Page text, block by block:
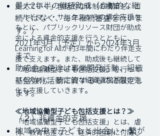
支えていく」包括的な体制の構築を、ゴ
ールドマン・サックスからの資金支援を
もとに、パブリックリソース財団が助成
金による資金的支援を行うとともに、
Learning for Allが約3年間にわたり伴走支
援で支えます。また、助成後も継続して
「地域協働型子ども包括支援」を行って
いくために、安定的な組織運営基盤の強
化も支援していきます。
≪地域協働型子ども包括支援とは？≫
「地域協働型子ども包括支援」とは、虐
待、教育格差など、経済的困窮に付随し
最大2年半の継続助成（自動的な継
続ではなく、毎年継続審査を行いま
す。）
2021年9月（予定）から2024年3月
まで
助成金の使途は事業開発活動、組織
基盤強化活動に資するものに限定し
ます。
（２）非資金的支援
地域の中で子どもと出会い・繫が